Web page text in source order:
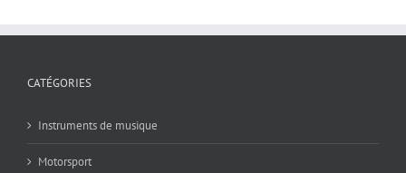
CATÉGORIES
Instruments de musique
Motorsport